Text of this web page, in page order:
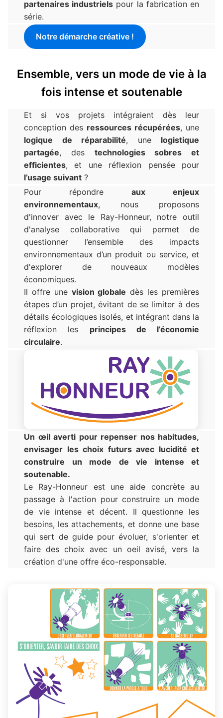
partenaires industriels pour la fabrication en
série.
Notre démarche créative !
Ensemble, vers un mode de vie à la
fois intense et soutenable
Et si vos projets intégraient dès leur
conception des ressources récupérées, une
logique de réparabilité, une logistique
partagée, des technologies sobres et
efficientes, et une réflexion pensée pour
l’usage suivant ?
Pour répondre aux enjeux
environnementaux, nous proposons
d'innover avec le Ray-Honneur, notre outil
d'analyse collaborative qui permet de
questionner l’ensemble des impacts
environnementaux d’un produit ou service, et
d'explorer de nouveaux modèles
économiques.
Il offre une vision globale dès les premières
étapes d’un projet, évitant de se limiter à des
détails écologiques isolés, et intégrant dans la
réflexion les principes de l’économie
circulaire.
Un œil averti pour repenser nos habitudes,
envisager les choix futurs avec lucidité et
construire un mode de vie intense et
soutenable.
Le Ray-Honneur est une aide concrète au
passage à l'action pour construire un mode
de vie intense et décent. Il questionne les
besoins, les attachements, et donne une base
qui sert de guide pour évoluer, s'orienter et
faire des choix avec un oeil avisé, vers la
création d'une offre éco-responsable.